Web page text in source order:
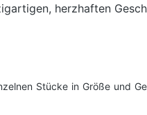
herzhaften
Stücke in Größe und